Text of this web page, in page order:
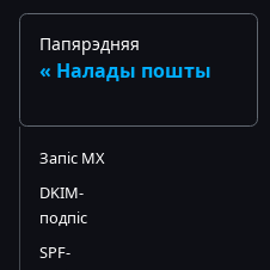
Папярэдняя
Налады пошты
Запіс MX
DKIM-
подпіс
SPF-